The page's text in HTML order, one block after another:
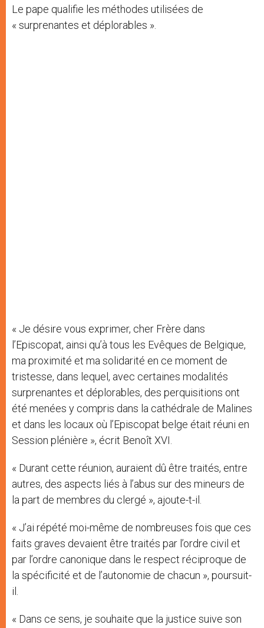
Le pape qualifie les méthodes utilisées de
« surprenantes et déplorables ».
« Je désire vous exprimer, cher Frère dans
l’Episcopat, ainsi qu’à tous les Evêques de Belgique,
ma proximité et ma solidarité en ce moment de
tristesse, dans lequel, avec certaines modalités
surprenantes et déplorables, des perquisitions ont
été menées y compris dans la cathédrale de Malines
et dans les locaux où l’Episcopat belge était réuni en
Session plénière », écrit Benoît XVI.
« Durant cette réunion, auraient dû être traités, entre
autres, des aspects liés à l’abus sur des mineurs de
la part de membres du clergé », ajoute-t-il.
« J’ai répété moi-même de nombreuses fois que ces
faits graves devaient être traités par l’ordre civil et
par l’ordre canonique dans le respect réciproque de
la spécificité et de l’autonomie de chacun », poursuit-
il.
« Dans ce sens, je souhaite que la justice suive son